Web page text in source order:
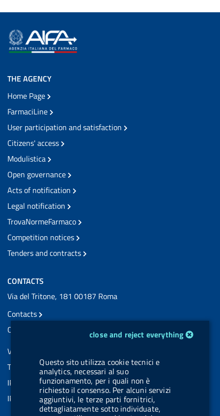
cookie management moduleclose and reject everything
Questo sito utilizza cookie tecnici e
analytics, necessari al suo
funzionamento, per i quali non è
richiesto il consenso. Per alcuni servizi
aggiuntivi, le terze parti fornitrici,
dettagliatamente sotto individuate,
THE AGENCY
Home Page
FarmaciLine
User participation and satisfaction
Citizens' access
Modulistica
Open governance
Acts of notification
Legal notification
TrovaNormeFarmaco
Competition notices
Tenders and contracts
CONTACTS
Via del Tritone, 181 00187 Roma
Contacts
Certified e-mail (PEC) contacts
VAT number: 08703841000
Tax code: 97345810580
IPA AIFA code: aifa_rm
IPA UCB code: UFE1TR